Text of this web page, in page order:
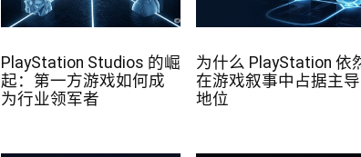
PlayStation Studios 的崛
起：第一方游戏如何成
为行业领军者
为什么 PlayStation 依
在游戏叙事中占据主导
地位